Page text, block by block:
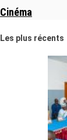
Cinéma
Les plus récents